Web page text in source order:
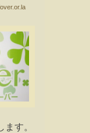
す。